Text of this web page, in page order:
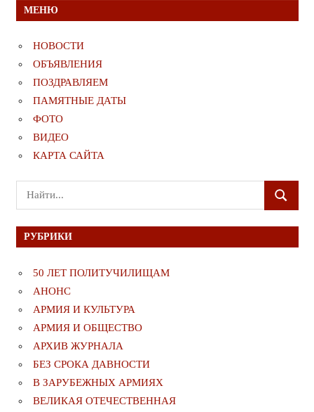
МЕНЮ
НОВОСТИ
ОБЪЯВЛЕНИЯ
ПОЗДРАВЛЯЕМ
ПАМЯТНЫЕ ДАТЫ
ФОТО
ВИДЕО
КАРТА САЙТА
Поиск
для:
ПОИСК
РУБРИКИ
50 ЛЕТ ПОЛИТУЧИЛИЩАМ
АНОНС
АРМИЯ И КУЛЬТУРА
АРМИЯ И ОБЩЕСТВО
АРХИВ ЖУРНАЛА
БЕЗ СРОКА ДАВНОСТИ
В ЗАРУБЕЖНЫХ АРМИЯХ
ВЕЛИКАЯ ОТЕЧЕСТВЕННАЯ